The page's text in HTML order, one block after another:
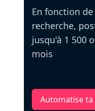
En fonction
recherche,
jusqu'à 1 500
mois
Automatise